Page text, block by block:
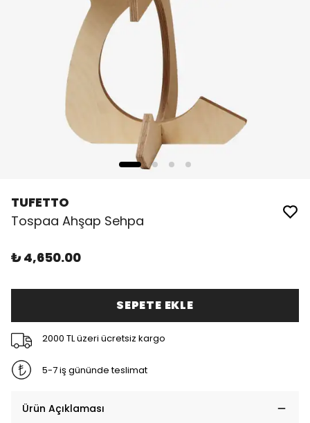
TUFETTO
Tospaa Ahşap Sehpa
₺ 4,650.00
SEPETE EKLE
2000 TL üzeri ücretsiz kargo
5-7 iş gününde teslimat
Ürün Açıklaması